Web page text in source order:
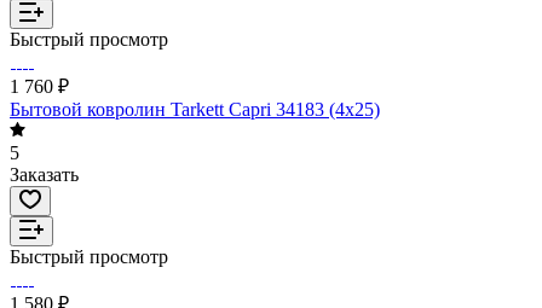
Быстрый просмотр
1 760 ₽
Бытовой ковролин Tarkett Capri 34183 (4х25)
5
Заказать
Быстрый просмотр
1 580 ₽